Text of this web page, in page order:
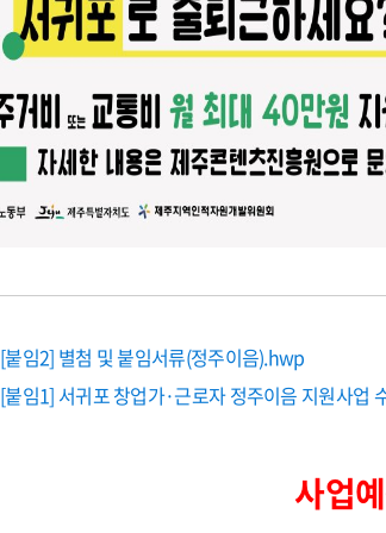
[붙임2] 별첨 및 붙임서류(정주이음).hwp
[붙임1] 서귀포 창업가·근로자 정주이음 지원사업
사업